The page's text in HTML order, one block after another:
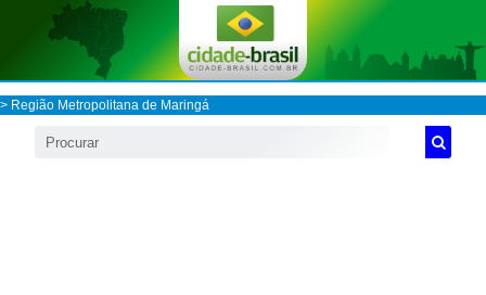
> Região Metropolitana de Maringá